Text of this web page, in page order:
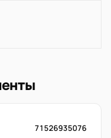
71526935076